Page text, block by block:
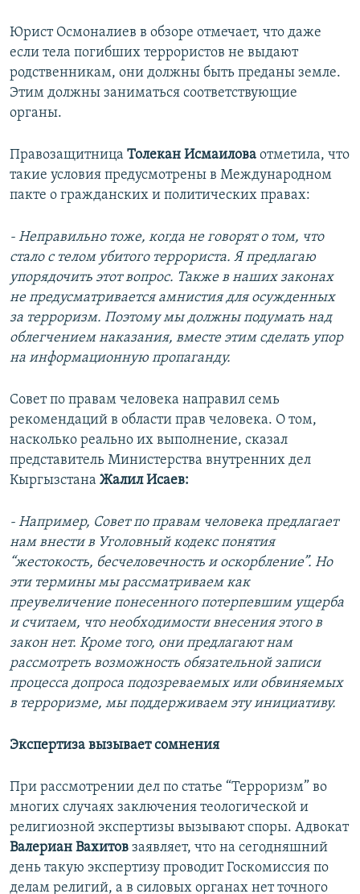
Юрист Осмоналиев в обзоре отмечает, что даже
если тела погибших террористов не выдают
родственникам, они должны быть преданы земле.
Этим должны заниматься соответствующие
органы.
Правозащитница Толекан Исмаилова отметила, что
такие условия предусмотрены в Международном
пакте о гражданских и политических правах:
- Неправильно тоже, когда не говорят о том, что
стало с телом убитого террориста. Я предлагаю
упорядочить этот вопрос. Также в наших законах
не предусматривается амнистия для осужденных
за терроризм. Поэтому мы должны подумать над
облегчением наказания, вместе этим сделать упор
на информационную пропаганду.
Совет по правам человека направил семь
рекомендаций в области прав человека. О том,
насколько реально их выполнение, сказал
представитель Министерства внутренних дел
Кыргызстана Жалил Исаев:
- Например, Совет по правам человека предлагает
нам внести в Уголовный кодекс понятия
“жестокость, бесчеловечность и оскорбление”. Но
эти термины мы рассматриваем как
преувеличение понесенного потерпевшим ущерба
и считаем, что необходимости внесения этого в
закон нет. Кроме того, они предлагают нам
рассмотреть возможность обязательной записи
процесса допроса подозреваемых или обвиняемых
в терроризме, мы поддерживаем эту инициативу.
Экспертиза вызывает сомнения
При рассмотрении дел по статье “Терроризм” во
многих случаях заключения теологической и
религиозной экспертизы вызывают споры. Адвокат
Валериан Вахитов заявляет, что на сегодняшний
день такую экспертизу проводит Госкомиссия по
делам религий, а в силовых органах нет точного